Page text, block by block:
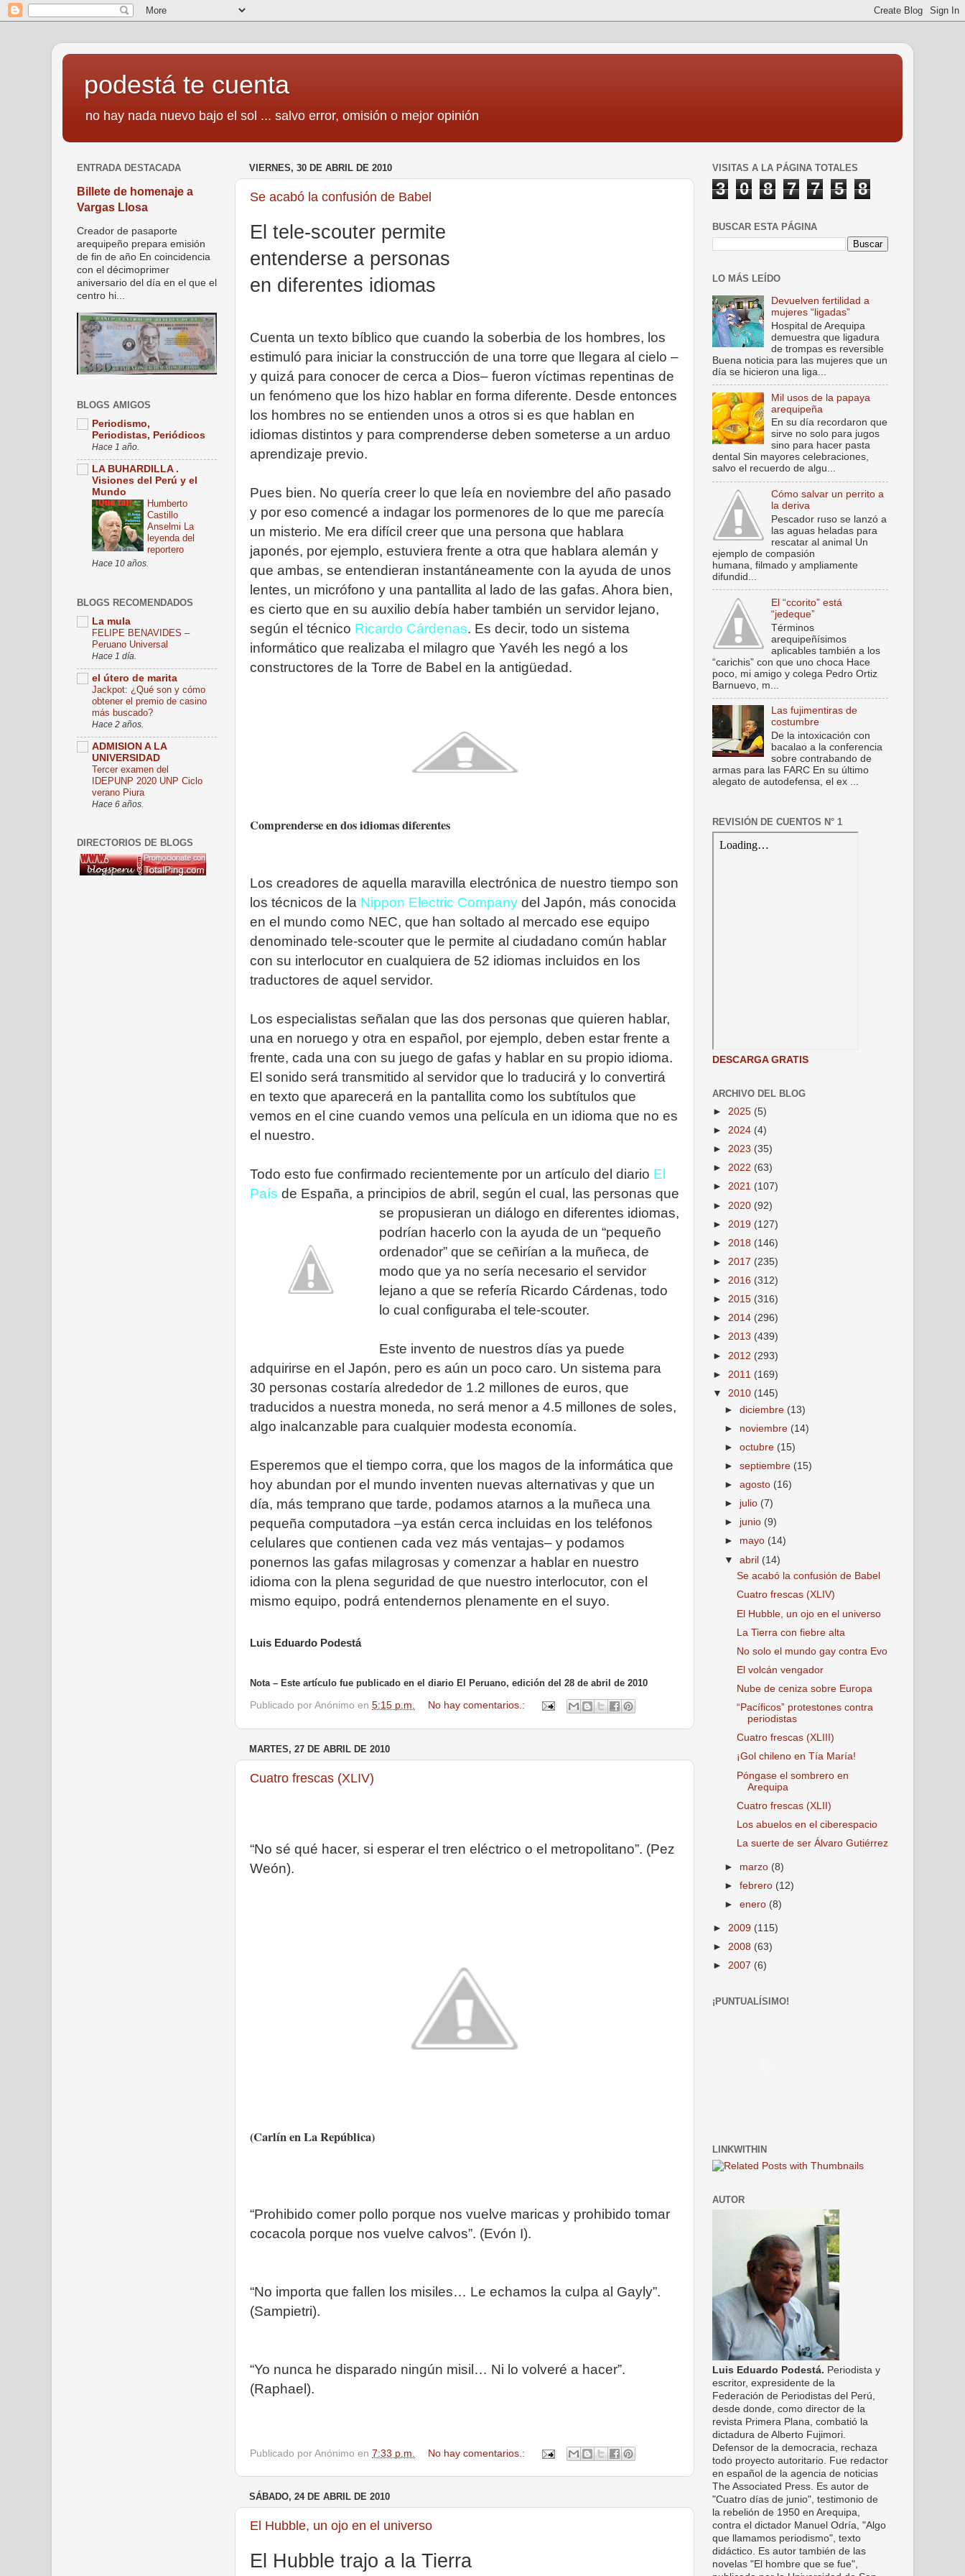
podestá te cuenta
no hay nada nuevo bajo el sol ... salvo error, omisión o mejor opinión
VIERNES, 30 DE ABRIL DE 2010
Se acabó la confusión de Babel
El tele-scouter permite
entenderse a personas
en diferentes idiomas
Cuenta un texto bíblico que cuando la soberbia de los hombres, los
estimuló para iniciar la construcción de una torre que llegara al cielo –
y quizá para conocer de cerca a Dios– fueron víctimas repentinas de
un fenómeno que los hizo hablar en forma diferente. Desde entonces
los hombres no se entienden unos a otros si es que hablan en
idiomas distintos y para comprenderse deben someterse a un arduo
aprendizaje previo.
Pues bien. No quería creer lo que leía en noviembre del año pasado
y por eso comencé a indagar los pormenores de lo que me parecía
un misterio. Me era difícil creer que una persona que hablara
japonés, por ejemplo, estuviera frente a otra que hablara alemán y
que ambas, se entendieran instantáneamente con la ayuda de unos
lentes, un micrófono y una pantallita al lado de las gafas. Ahora bien,
es cierto que en su auxilio debía haber también un servidor lejano,
según el técnico Ricardo Cárdenas. Es decir, todo un sistema
informático que realizaba el milagro que Yavéh les negó a los
constructores de la Torre de Babel en la antigüedad.
Comprenderse en dos idiomas diferentes
Los creadores de aquella maravilla electrónica de nuestro tiempo son
los técnicos de la Nippon Electric Company del Japón, más conocida
en el mundo como NEC, que han soltado al mercado ese equipo
denominado tele-scouter que le permite al ciudadano común hablar
con su interlocutor en cualquiera de 52 idiomas incluidos en los
traductores de aquel servidor.
Los especialistas señalan que las dos personas que quieren hablar,
una en noruego y otra en español, por ejemplo, deben estar frente a
frente, cada una con su juego de gafas y hablar en su propio idioma.
El sonido será transmitido al servidor que lo traducirá y lo convertirá
en texto que aparecerá en la pantallita como los subtítulos que
vemos en el cine cuando vemos una película en un idioma que no es
el nuestro.
Todo esto fue confirmado recientemente por un artículo del diario El
País de España, a principios de abril, según el cual, las personas que
se propusieran un diálogo en diferentes idiomas,
podrían hacerlo con la ayuda de un “pequeño
ordenador” que se ceñirían a la muñeca, de
modo que ya no sería necesario el servidor
lejano a que se refería Ricardo Cárdenas, todo
lo cual configuraba el tele-scouter.
Este invento de nuestros días ya puede
adquirirse en el Japón, pero es aún un poco caro. Un sistema para
30 personas costaría alrededor de 1.2 millones de euros, que
traducidos a nuestra moneda, no será menor a 4.5 millones de soles,
algo inalcanzable para cualquier modesta economía.
Esperemos que el tiempo corra, que los magos de la informática que
hoy abundan por el mundo inventen nuevas alternativas y que un
día, más temprano que tarde, podamos atarnos a la muñeca una
pequeña computadora –ya están cerca incluidas en los teléfonos
celulares que contienen cada vez más ventajas– y podamos
ponernos las gafas milagrosas y comenzar a hablar en nuestro
idioma con la plena seguridad de que nuestro interlocutor, con el
mismo equipo, podrá entendernos plenamente en el suyo.
Luis Eduardo Podestá
Nota – Este artículo fue publicado en el diario El Peruano, edición del 28 de abril de 2010
Publicado por Anónimo en 5:15 p.m. No hay comentarios.:
MARTES, 27 DE ABRIL DE 2010
Cuatro frescas (XLIV)
“No sé qué hacer, si esperar el tren eléctrico o el metropolitano”. (Pez
Weón).
(Carlín en La República)
“Prohibido comer pollo porque nos vuelve maricas y prohibido tomar
cocacola porque nos vuelve calvos”. (Evón I).
“No importa que fallen los misiles… Le echamos la culpa al Gayly”.
(Sampietri).
“Yo nunca he disparado ningún misil… Ni lo volveré a hacer”.
(Raphael).
Publicado por Anónimo en 7:33 p.m. No hay comentarios.:
SÁBADO, 24 DE ABRIL DE 2010
El Hubble, un ojo en el universo
El Hubble trajo a la Tierra
ENTRADA DESTACADA
Billete de homenaje a
Vargas Llosa
Creador de pasaporte
arequipeño prepara emisión
de fin de año En coincidencia
con el décimoprimer
aniversario del día en el que el
centro hi...
BLOGS AMIGOS
Periodismo,
Periodistas, Periódicos
Hace 1 año.
LA BUHARDILLA .
Visiones del Perú y el
Mundo
Humberto
Castillo
Anselmi La
leyenda del
reportero
Hace 10 años.
BLOGS RECOMENDADOS
La mula
FELIPE BENAVIDES –
Peruano Universal
Hace 1 día.
el útero de marita
Jackpot: ¿Qué son y cómo
obtener el premio de casino
más buscado?
Hace 2 años.
ADMISION A LA
UNIVERSIDAD
Tercer examen del
IDEPUNP 2020 UNP Ciclo
verano Piura
Hace 6 años.
DIRECTORIOS DE BLOGS
VISITAS A LA PÁGINA TOTALES
3 0 8 7 7 5 8
BUSCAR ESTA PÁGINA
LO MÁS LEÍDO
Devuelven fertilidad a
mujeres “ligadas”
Hospital de Arequipa
demuestra que ligadura
de trompas es reversible
Buena noticia para las mujeres que un
día se hicieron una liga...
Mil usos de la papaya
arequipeña
En su día recordaron que
sirve no solo para jugos
sino para hacer pasta
dental Sin mayores celebraciones,
salvo el recuerdo de algu...
Cómo salvar un perrito a
la deriva
Pescador ruso se lanzó a
las aguas heladas para
rescatar al animal Un
ejemplo de compasión
humana, filmado y ampliamente
difundid...
El “ccorito” está
“jedeque”
Términos
arequipeñísimos
aplicables también a los
“carichis” con que uno choca Hace
poco, mi amigo y colega Pedro Ortiz
Barnuevo, m...
Las fujimentiras de
costumbre
De la intoxicación con
bacalao a la conferencia
sobre contrabando de
armas para las FARC En su último
alegato de autodefensa, el ex ...
REVISIÓN DE CUENTOS N° 1
DESCARGA GRATIS
ARCHIVO DEL BLOG
► 2025 (5)
► 2024 (4)
► 2023 (35)
► 2022 (63)
► 2021 (107)
► 2020 (92)
► 2019 (127)
► 2018 (146)
► 2017 (235)
► 2016 (312)
► 2015 (316)
► 2014 (296)
► 2013 (439)
► 2012 (293)
► 2011 (169)
▼ 2010 (145)
►diciembre (13)
► noviembre (14)
►octubre (15)
►septiembre (15)
►agosto (16)
► julio (7)
► junio (9)
► mayo (14)
▼abril (14)
Se acabó la confusión de Babel
Cuatro frescas (XLIV)
El Hubble, un ojo en el universo
La Tierra con fiebre alta
No solo el mundo gay contra Evo
El volcán vengador
Nube de ceniza sobre Europa
“Pacíficos” protestones contra
periodistas
Cuatro frescas (XLIII)
¡Gol chileno en Tía María!
Póngase el sombrero en
Arequipa
Cuatro frescas (XLII)
Los abuelos en el ciberespacio
La suerte de ser Álvaro Gutiérrez
► marzo (8)
►febrero (12)
►enero (8)
► 2009 (115)
► 2008 (63)
► 2007 (6)
¡PUNTUALÍSIMO!
LINKWITHIN
AUTOR
Luis Eduardo Podestá. Periodista y
escritor, expresidente de la
Federación de Periodistas del Perú,
desde donde, como director de la
revista Primera Plana, combatió la
dictadura de Alberto Fujimori.
Defensor de la democracia, rechaza
todo proyecto autoritario. Fue redactor
en español de la agencia de noticias
The Associated Press. Es autor de
"Cuatro días de junio", testimonio de
la rebelión de 1950 en Arequipa,
contra el dictador Manuel Odría, "Algo
que llamamos periodismo", texto
didáctico. Es autor también de las
novelas "El hombre que se fue",